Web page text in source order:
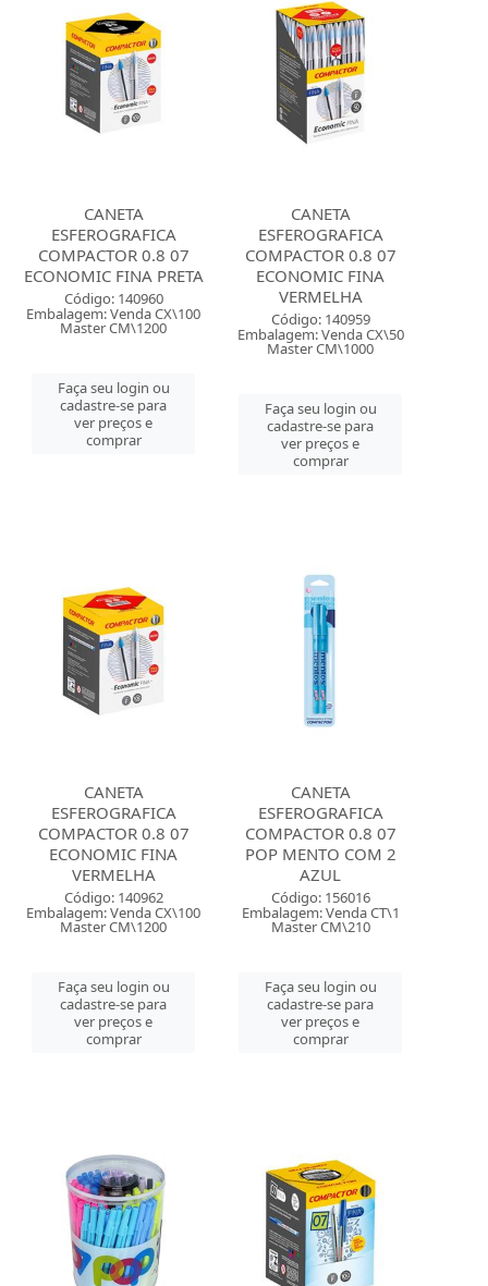
CANETA
ESFEROGRAFICA
COMPACTOR 0.8 07
ECONOMIC FINA PRETA
Código: 140960
Embalagem: Venda CX\100
Master CM\1200
Faça seu login ou
cadastre-se para
ver preços e
comprar
CANETA
ESFEROGRAFICA
COMPACTOR 0.8 07
ECONOMIC FINA
VERMELHA
Código: 140959
Embalagem: Venda CX\50
Master CM\1000
Faça seu login ou
cadastre-se para
ver preços e
comprar
CANETA
ESFEROGRAFICA
COMPACTOR 0.8 07
ECONOMIC FINA
VERMELHA
Código: 140962
Embalagem: Venda CX\100
Master CM\1200
Faça seu login ou
cadastre-se para
ver preços e
comprar
CANETA
ESFEROGRAFICA
COMPACTOR 0.8 07
POP MENTO COM 2
AZUL
Código: 156016
Embalagem: Venda CT\1
Master CM\210
Faça seu login ou
cadastre-se para
ver preços e
comprar